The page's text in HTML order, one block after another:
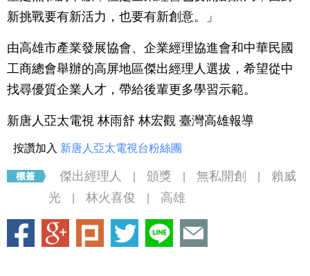
新挑戰要有新活力，也要有新創意。」
由高雄市產業發展協會、企業經理協進會和中華民國
工商總會舉辦的高屏地區傑出經理人選拔，希望從中
找尋優質企業人才，帶給後輩更多學習示範。
新唐人亞太電視 林雨舒 林宏觀 臺灣高雄報導
按讚加入 新唐人亞太電視台粉絲團
傑出經理人 頒獎 無私開創
賴威
光
林火喜俊 高雄